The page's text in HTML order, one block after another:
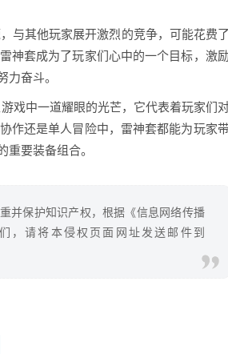
与其他玩家展开激烈的竞争，可能花费了
神套成为了玩家们心中的一个目标，激励
奋斗。
戏中一道耀眼的光芒，它代表着玩家们
作还是单人冒险中，雷神套都能为玩家
要装备组合。
并保护知识产权，根据《信息网络传播
，请将本侵权页面网址发送邮件到